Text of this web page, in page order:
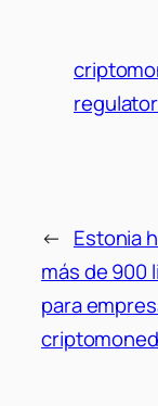
← Estonia
más de 900
para